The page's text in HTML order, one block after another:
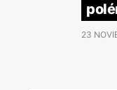
23